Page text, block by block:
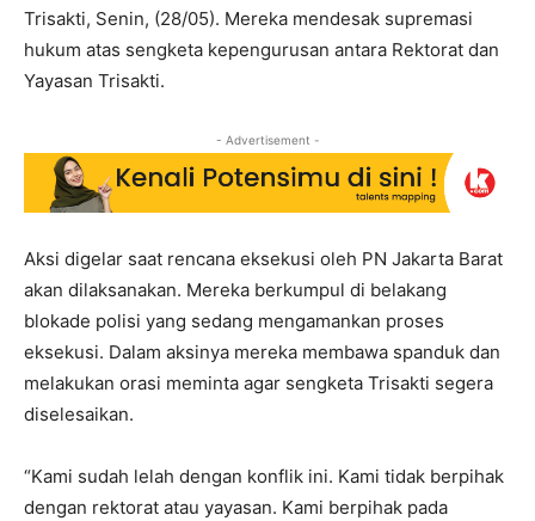
Trisakti, Senin, (28/05). Mereka mendesak supremasi
hukum atas sengketa kepengurusan antara Rektorat dan
Yayasan Trisakti.
- Advertisement -
Aksi digelar saat rencana eksekusi oleh PN Jakarta Barat
akan dilaksanakan. Mereka berkumpul di belakang
blokade polisi yang sedang mengamankan proses
eksekusi. Dalam aksinya mereka membawa spanduk dan
melakukan orasi meminta agar sengketa Trisakti segera
diselesaikan.
“Kami sudah lelah dengan konflik ini. Kami tidak berpihak
dengan rektorat atau yayasan. Kami berpihak pada